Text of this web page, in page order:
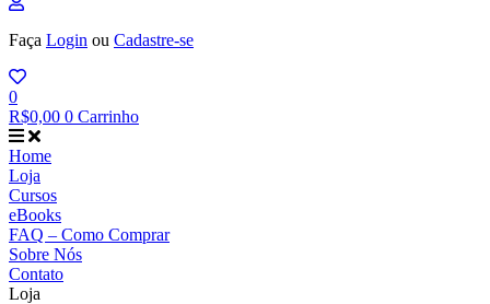
Faça Login ou Cadastre-se
0
R$0,00 0 Carrinho
Home
Loja
Cursos
eBooks
FAQ – Como Comprar
Sobre Nós
Contato
Loja